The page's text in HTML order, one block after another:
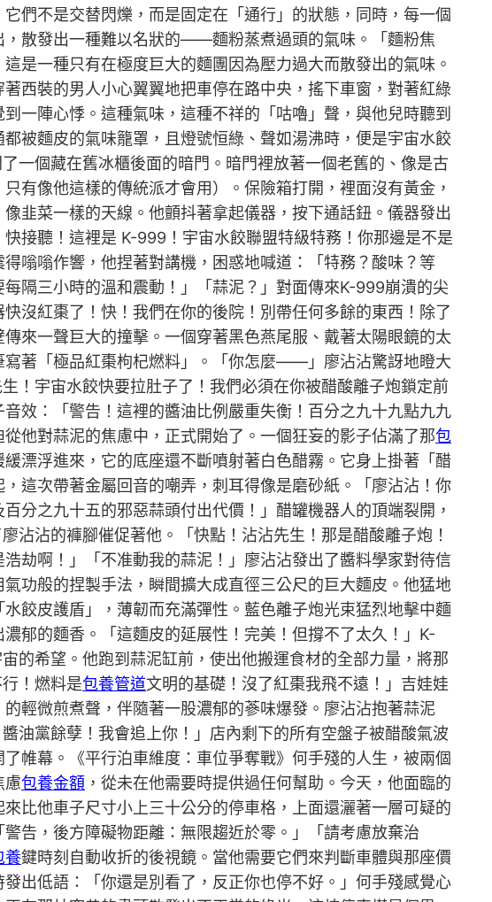
們不是交替閃爍，而是固定在「通行」的狀態，同時，每一個
，散發出一種難以名狀的——麵粉蒸煮過頭的氣味。「麵粉焦
是一種只有在極度巨大的麵團因為壓力過大而散發出的氣味。
西裝的男人小心翼翼地把車停在路中央，搖下車窗，對著紅綠
一陣心悸。這種氣味，這種不祥的「咕嚕」聲，與他兒時聽到
被麵皮的氣味籠罩，且燈號恒綠、聲如湯沸時，便是宇宙水餃
一個藏在舊冰櫃後面的暗門。暗門裡放著一個老舊的、像是古
有像他這樣的傳統派才會用）。保險箱打開，裡面沒有黃金，
韭菜一樣的天線。他顫抖著拿起儀器，按下通話鈕。儀器發出
接聽！這裡是 K-999！宇宙水餃聯盟特級特務！你那邊是不是
嗡嗡作響，他捏著對講機，困惑地喊道：「特務？酸味？等
隔三小時的溫和震動！」「蒜泥？」對面傳來K-999崩潰的尖
沒紅棗了！快！我們在你的後院！別帶任何多餘的東西！除了
來一聲巨大的撞擊。一個穿著黑色燕尾服、戴著太陽眼鏡的太
著「極品紅棗枸杞燃料」。「你怎麼——」廖沾沾驚訝地瞪大
！宇宙水餃快要拉肚子了！我們必須在你被醋酸離子炮鎖定前
效：「警告！這裡的醬油比例嚴重失衡！百分之九十九點九九
他對蒜泥的焦慮中，正式開始了。一個狂妄的影子佔滿了那包
漂浮進來，它的底座還不斷噴射著白色醋霧。它身上掛著「醋
這次帶著金屬回音的嘲弄，刺耳得像是磨砂紙。「廖沾沾！你
分之九十五的邪惡蒜頭付出代價！」醋罐機器人的頂端裂開，
沾沾的褲腳催促著他。「快點！沾沾先生！那是醋酸離子炮！
劫啊！」「不准動我的蒜泥！」廖沾沾發出了醬料學家對待信
功般的捏製手法，瞬間擴大成直徑三公尺的巨大麵皮。他猛地
餃皮護盾」，薄韌而充滿彈性。藍色離子炮光束猛烈地擊中麵
郁的麵香。「這麵皮的延展性！完美！但撐不了太久！」K-
的希望。他跑到蒜泥缸前，使出他搬運食材的全部力量，將那
！燃料是包養管道文明的基礎！沒了紅棗我飛不遠！」吉娃娃
輕微煎煮聲，伴隨著一股濃郁的蔘味爆發。廖沾沾抱著蒜泥
油黨餘孽！我會追上你！」店內剩下的所有空盤子被醋酸氣波
帷幕。《平行泊車維度：車位爭奪戰》何手殘的人生，被兩個
慮包養金額 ，從未在他需要時提供過任何幫助。今天，他面臨的
比他車子尺寸小上三十公分的停車格，上面還灑著一層可疑的
告，後方障礙物距離：無限趨近於零。」「請考慮放棄治
養鍵時刻自動收折的後視鏡。當他需要它們來判斷車體與那座價
出低語：「你還是別看了，反正你也停不好。」何手殘感覺心